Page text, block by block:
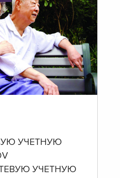
УЧЕТНУЮ
УЧЕТНУЮ